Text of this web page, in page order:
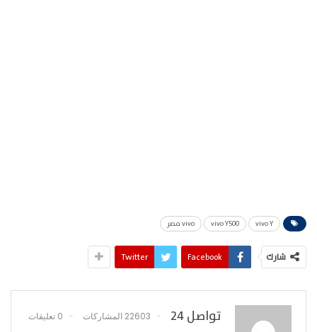
vivo Y
vivo Y500 vivo مصر
شارك Facebook
Twitter
تواصل 24 22603 المشاركات 0 تعليقات